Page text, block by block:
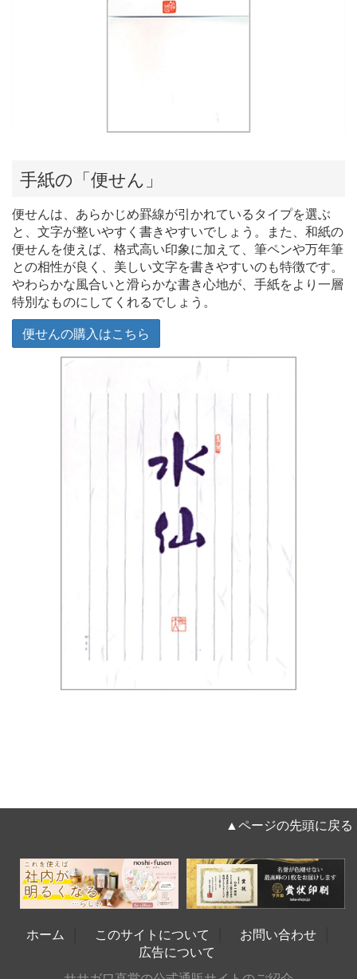
手紙の「便せん」
便せんは、あらかじめ罫線が引かれているタイプを選ぶ
と、文字が整いやすく書きやすいでしょう。また、和紙の
便せんを使えば、格式高い印象に加えて、筆ペンや万年筆
との相性が良く、美しい文字を書きやすいのも特徴です。
やわらかな風合いと滑らかな書き心地が、手紙をより一層
特別なものにしてくれるでしょう。
便せんの購入はこちら
▲ページの先頭に戻る
ホーム このサイトについて お問い合わせ
広告について